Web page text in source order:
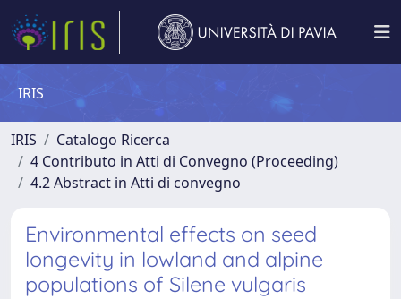
IRIS
IRIS
Catalogo Ricerca
4 Contributo in Atti di Convegno (Proceeding)
4.2 Abstract in Atti di convegno
Environmental effects on seed
longevity in lowland and alpine
populations of Silene vulgaris